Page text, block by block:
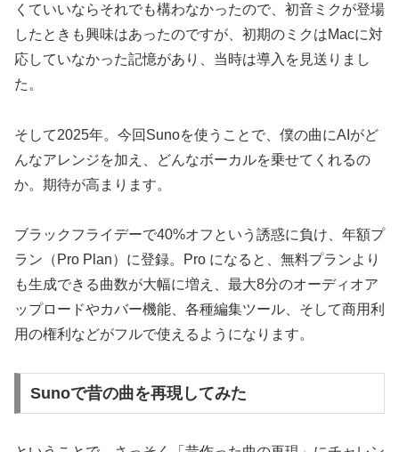
くていいならそれでも構わなかったので、初音ミクが登場
したときも興味はあったのですが、初期のミクはMacに対
応していなかった記憶があり、当時は導入を見送りまし
た。
そして2025年。今回Sunoを使うことで、僕の曲にAIがど
んなアレンジを加え、どんなボーカルを乗せてくれるの
か。期待が高まります。
ブラックフライデーで40%オフという誘惑に負け、年額プ
ラン（Pro Plan）に登録。Pro になると、無料プランより
も生成できる曲数が大幅に増え、最大8分のオーディオア
ップロードやカバー機能、各種編集ツール、そして商用利
用の権利などがフルで使えるようになります。
Sunoで昔の曲を再現してみた